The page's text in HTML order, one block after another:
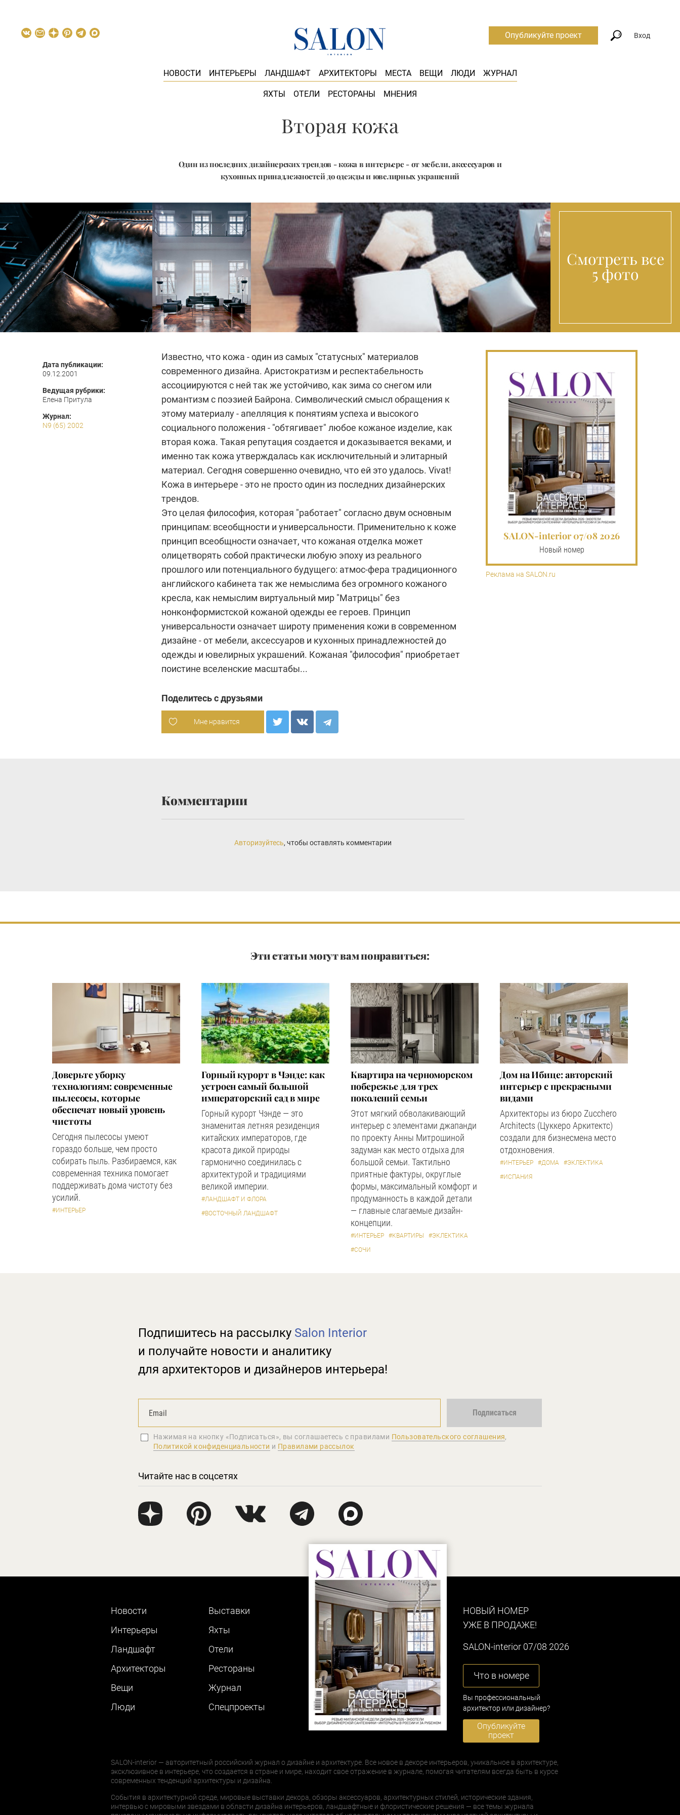
НОВОСТИ ИНТЕРЬЕРЫ ЛАНДШАФТ АРХИТЕКТОРЫ МЕСТА ВЕЩИ ЛЮДИ ЖУРНАЛ
ЯХТЫ ОТЕЛИ РЕСТОРАНЫ МНЕНИЯ
Опубликуйте проект Вход
Вторая кожа
Один из последних дизайнерских трендов - кожа в интерьере - от мебели, аксессуаров и
кухонных принадлежностей до одежды и ювелирных украшений
Смотреть все
5 фото
Дата публикации:
09.12.2001
Ведущая рубрики:
Елена Притула
Журнал:
N9 (65) 2002
Известно, что кожа - один из самых "статусных" материалов
современного дизайна. Аристократизм и респектабельность
ассоциируются с ней так же устойчиво, как зима со снегом или
романтизм с поэзией Байрона. Символический смысл обращения к
этому материалу - апелляция к понятиям успеха и высокого
социального положения - "обтягивает" любое кожаное изделие, как
вторая кожа. Такая репутация создается и доказывается веками, и
именно так кожа утверждалась как исключительный и элитарный
материал. Сегодня совершенно очевидно, что ей это удалось. Vivat!
Кожа в интерьере - это не просто один из последних дизайнерских
трендов.
Это целая философия, которая "работает" согласно двум основным
принципам: всеобщности и универсальности. Применительно к коже
принцип всеобщности означает, что кожаная отделка может
олицетворять собой практически любую эпоху из реального
прошлого или потенциального будущего: атмос-фера традиционного
английского кабинета так же немыслима без огромного кожаного
кресла, как немыслим виртуальный мир "Матрицы" без
нонконформистской кожаной одежды ее героев. Принцип
универсальности означает широту применения кожи в современном
дизайне - от мебели, аксессуаров и кухонных принадлежностей до
одежды и ювелирных украшений. Кожаная "философия" приобретает
поистине вселенские масштабы...
Поделитесь с друзьями
Мне нравится
SALON-interior 07/08 2026
Новый номер
Реклама на SALON.ru
Комментарии
Авторизуйтесь, чтобы оставлять комментарии
Эти статьи могут вам понравиться:
Доверьте уборку
технологиям: современные
пылесосы, которые
обеспечат новый уровень
чистоты
Сегодня пылесосы умеют
гораздо больше, чем просто
собирать пыль. Разбираемся, как
современная техника помогает
поддерживать дома чистоту без
усилий.
#ИНТЕРЬЕР
Горный курорт в Чэнде: как
устроен самый большой
императорский сад в мире
Горный курорт Чэнде — это
знаменитая летняя резиденция
китайских императоров, где
красота дикой природы
гармонично соединилась с
архитектурой и традициями
великой империи.
#ЛАНДШАФТ И ФЛОРА
#ВОСТОЧНЫЙ ЛАНДШАФТ
Квартира на черноморском
побережье для трех
поколений семьи
Этот мягкий обволакивающий
интерьер с элементами джапанди
по проекту Анны Митрошиной
задуман как место отдыха для
большой семьи. Тактильно
приятные фактуры, округлые
формы, максимальный комфорт и
продуманность в каждой детали
— главные слагаемые дизайн-
концепции.
#ИНТЕРЬЕР #КВАРТИРЫ
#ЭКЛЕКТИКА
#СОЧИ
Дом на Ибице: авторский
интерьер с прекрасными
видами
Архитекторы из бюро Zucchero
Architects (Цуккеро Аркитектс)
создали для бизнесмена место
отдохновения.
#ИНТЕРЬЕР #ДОМА
#ЭКЛЕКТИКА
#ИСПАНИЯ
Подпишитесь на рассылку Salon Interior
и получайте новости и аналитику
для архитекторов и дизайнеров интерьера!
Подписаться
Нажимая на кнопку «Подписаться», вы соглашаетеcь с правилами Пользовательского соглашения,
Политикой конфиденциальности и Правилами рассылок
Читайте нас в соцсетях
Новости
Интерьеры
Ландшафт
Архитекторы
Вещи
Люди
Выставки
Яхты
Отели
Рестораны
Журнал
Cпецпроекты
НОВЫЙ НОМЕР
УЖЕ В ПРОДАЖЕ!
SALON-interior 07/08 2026
Что в номере
Вы профессиональный
архитектор или дизайнер?
Опубликуйте
проект
SALON-interior — авторитетный российский журнал о дизайне и архитектуре. Все новое в декоре интерьеров, уникальное в архитектуре,
эксклюзивное в интерьере, что создается в стране и мире, находит свое отражение в журнале, помогая читателям всегда быть в курсе
современных тенденций архитектуры и дизайна.
События в архитектурной среде, мировые выставки декора, обзоры аксессуаров, архитектурных стилей, исторические здания,
интервью с мировыми звездами в области дизайна интерьеров, ландшафтные и флористические решения — все темы журнала